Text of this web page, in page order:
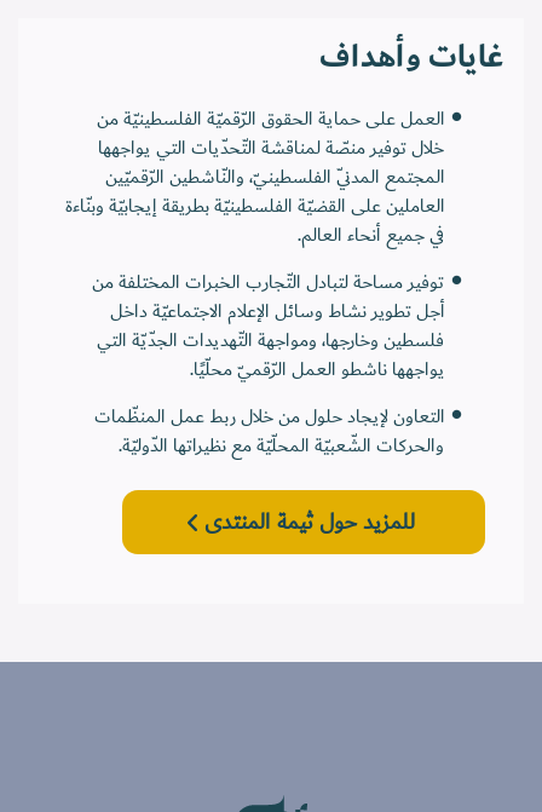
غايات وأهداف
العمل على حماية الحقوق الرّقميّة الفلسطينيّة من
خلال توفير منصّة لمناقشة التّحدّيات التي يواجهها
المجتمع المدنيّ الفلسطينيّ، والنّاشطين الرّقميّين
العاملين على القضيّة الفلسطينيّة بطريقة إيجابيّة وبنّاءة
في جميع أنحاء العالم.
توفير مساحة لتبادل التّجارب الخبرات المختلفة من
أجل تطوير نشاط وسائل الإعلام الاجتماعيّة داخل
فلسطين وخارجها، ومواجهة التّهديدات الجدّيّة التي
يواجهها ناشطو العمل الرّقميّ محلّيًا.
التعاون لإيجاد حلول من خلال ربط عمل المنظّمات
والحركات الشّعبيّة المحلّيّة مع نظيراتها الدّوليّة.
للمزيد حول ثيمة المنتدى